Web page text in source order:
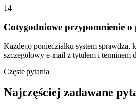
14
Cotygodniowe przypomnienie o
Każdego poniedziałku system
szczegółowy e-mail z tytułem i terminem
Częste pytania
Najczęściej zadawane